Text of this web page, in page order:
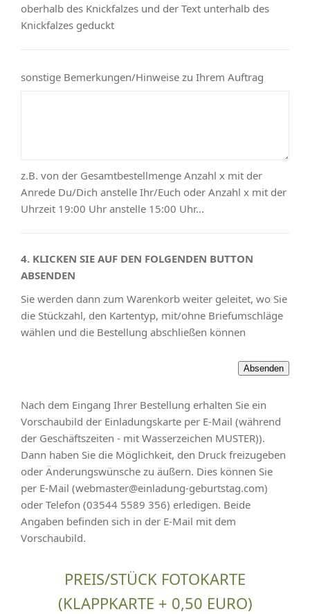
oberhalb des Knickfalzes und der Text unterhalb des
Knickfalzes geduckt
sonstige Bemerkungen/Hinweise zu Ihrem Auftrag
z.B. von der Gesamtbestellmenge Anzahl x mit der
Anrede Du/Dich anstelle Ihr/Euch oder Anzahl x mit der
Uhrzeit 19:00 Uhr anstelle 15:00 Uhr...
4. KLICKEN SIE AUF DEN FOLGENDEN BUTTON
ABSENDEN
Sie werden dann zum Warenkorb weiter geleitet, wo Sie
die Stückzahl, den Kartentyp, mit/ohne Briefumschläge
wählen und die Bestellung abschließen können
Nach dem Eingang Ihrer Bestellung erhalten Sie ein
Vorschaubild der Einladungskarte per E-Mail (während
der Geschäftszeiten - mit Wasserzeichen MUSTER)).
Dann haben Sie die Möglichkeit, den Druck freizugeben
oder Änderungswünsche zu äußern. Dies können Sie
per E-Mail (webmaster@einladung-geburtstag.com)
oder Telefon (03544 5589 356) erledigen. Beide
Angaben befinden sich in der E-Mail mit dem
Vorschaubild.
PREIS/STÜCK FOTOKARTE
(KLAPPKARTE + 0,50 EURO)